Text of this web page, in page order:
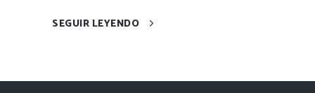
SEGUIR LEYENDO